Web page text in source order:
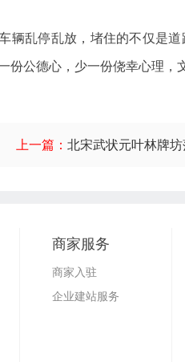
辆乱停乱放，堵住的不仅是
份公德心，少一份侥幸心理，
上一篇： 北宋武状元叶林牌
商家服务
商家入驻
企业建站服务